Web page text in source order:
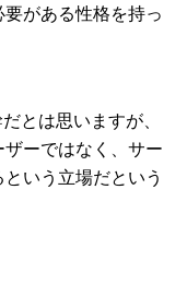
がある性格を持っ
とは思いますが、
ーではなく、サー
いう立場だという